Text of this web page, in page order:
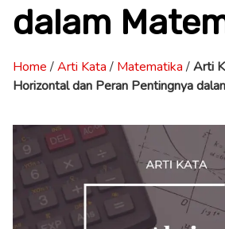
dalam
Home /Arti Kata / Matematika /Arti
Horizontal dan Peran Pentingnya